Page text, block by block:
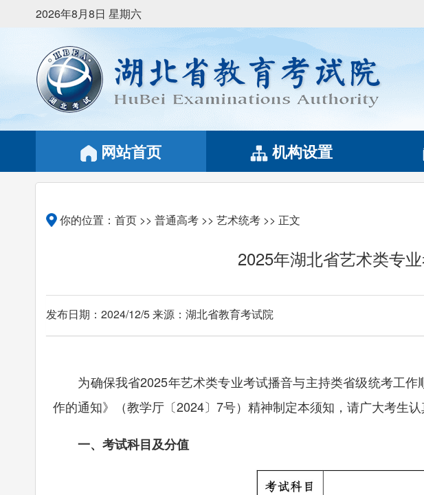
2026年8月8日 星期六
网站首页 机构设置
你的位置： 首页 >> 普通高考 >> 艺术统考 >> 正文
2025年湖北省艺术类专
发布日期：2024/12/5 来源：湖北省教育考试院
为确保我省2025年艺术类专业考试播音与主持类省级统考工作
作的通知》（教学厅〔2024〕7号）精神制定本须知，请广大考生认
一、考试科目及分值